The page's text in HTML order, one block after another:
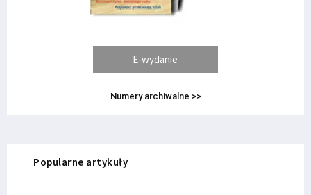
E-wydanie
Numery archiwalne >>
Popularne artykuły